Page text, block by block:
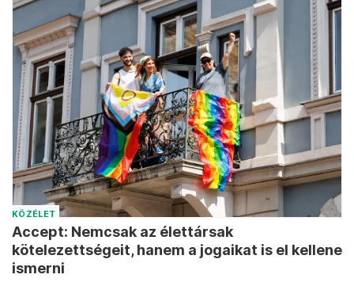
KÖZÉLET
Accept: Nemcsak az élettársak
kötelezettségeit, hanem a jogaikat is el kellene
ismerni